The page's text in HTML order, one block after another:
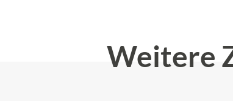
Weitere